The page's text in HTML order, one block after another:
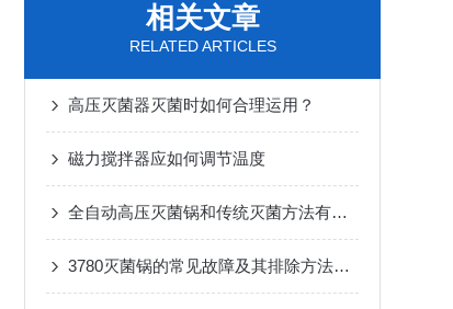
相关文章
RELATED ARTICLES
高压灭菌器灭菌时如何合理运用？
磁力搅拌器应如何调节温度
全自动高压灭菌锅和传统灭菌方法有什么区别？
3780灭菌锅的常见故障及其排除方法有哪些？